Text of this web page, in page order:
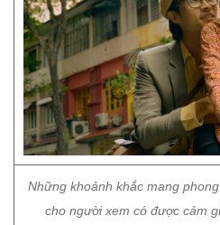
Những khoảnh khắc mang
cho người xem có được cảm